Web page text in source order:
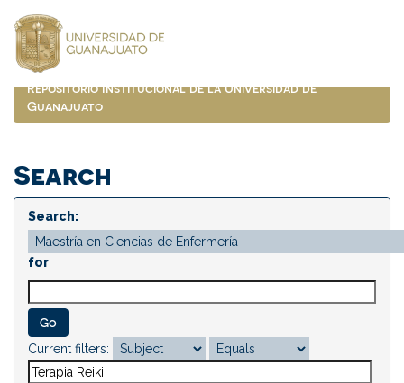
navigation
Repositorio Institucional de la Universidad de
Guanajuato
Search
Search:
for
Current filters: